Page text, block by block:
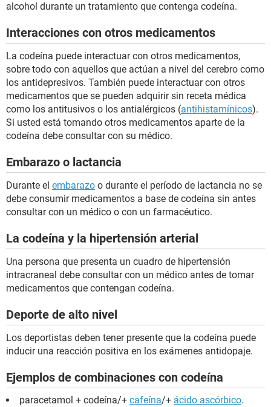
alcohol durante un tratamiento que contenga codeína.
Interacciones con otros medicamentos
La codeína puede interactuar con otros medicamentos,
sobre todo con aquellos que actúan a nivel del cerebro como
los antidepresivos. También puede interactuar con otros
medicamentos que se pueden adquirir sin receta médica
como los antitusivos o los antialérgicos (antihistamínicos).
Si usted está tomando otros medicamentos aparte de la
codeína debe consultar con su médico.
Embarazo o lactancia
Durante el embarazo o durante el período de lactancia no se
debe consumir medicamentos a base de codeína sin antes
consultar con un médico o con un farmacéutico.
La codeína y la hipertensión arterial
Una persona que presenta un cuadro de hipertensión
intracraneal debe consultar con un médico antes de tomar
medicamentos que contengan codeína.
Deporte de alto nivel
Los deportistas deben tener presente que la codeína puede
inducir una reacción positiva en los exámenes antidopaje.
Ejemplos de combinaciones con codeína
paracetamol + codeína/+ cafeína/+ ácido ascórbico.